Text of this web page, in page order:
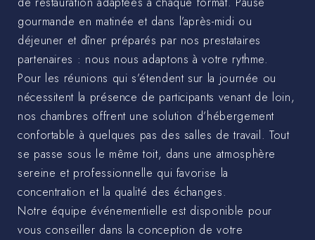
gourmande en matinée et dans l’après-midi ou
déjeuner et dîner préparés par nos prestataires
partenaires : nous nous adaptons à votre rythme.
Pour les réunions qui s’étendent sur la journée ou
nécessitent la présence de participants venant de loin,
nos chambres offrent une solution d’hébergement
confortable à quelques pas des salles de travail. Tout
se passe sous le même toit, dans une atmosphère
sereine et professionnelle qui favorise la
concentration et la qualité des échanges.
Notre équipe événementielle est disponible pour
vous conseiller dans la conception de votre